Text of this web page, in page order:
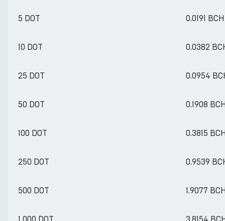
5 DOT 0.0191 BCH
10 DOT 0.0382
25 DOT 0.0954
50 DOT 0.1908
100 DOT 0.3815
250 DOT 0.9539
500 DOT 1.9077